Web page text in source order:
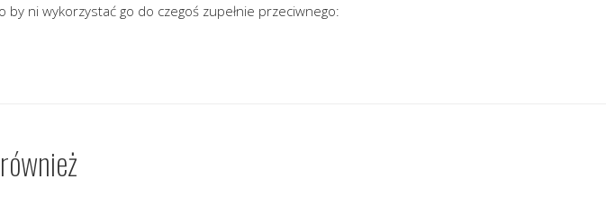
ni wykorzystać go do czegoś zupełnie przeciwnego: